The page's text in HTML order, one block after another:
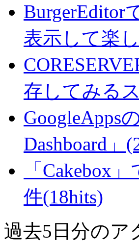
BurgerEditor
表示して楽
存してみる
GoogleApps
Dashboard」
「Cakebox
件(18hits)
過去5日分のア